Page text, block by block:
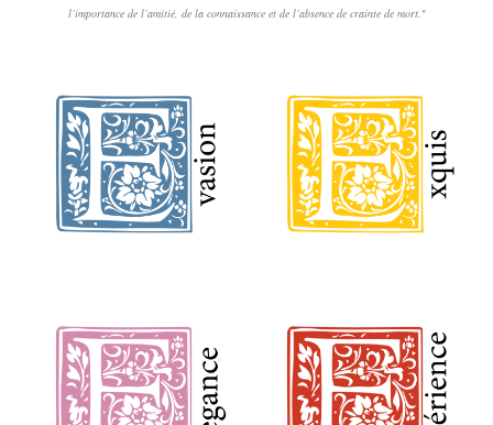
l’importance de l’amitié, de la connaissance et de l’absence de crainte de mort. "